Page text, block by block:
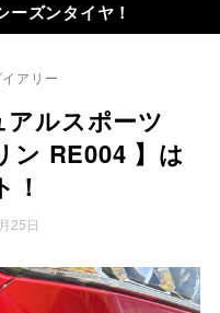
ズンタイヤ！
アリー
ルスポーツ
ン RE004 】は
25日